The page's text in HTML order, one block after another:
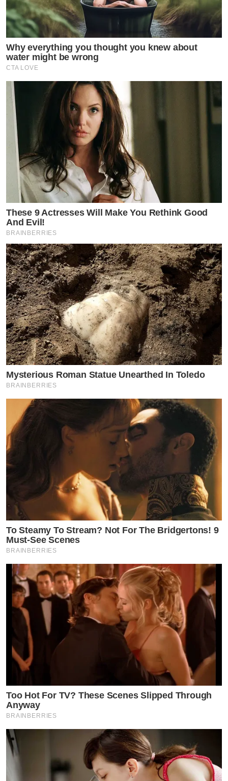
ที่สุด น่าชื่นใจจริงๆ อีกทั้งในการคิดการแสดงบางโชว์ให้มี
ความพิเศษจริงๆ หวังว่าเสตจนี้ ทุกคนจะมีความทรงจำที่ดี
ระหว่างเมมเบอร์และแฟนๆ
by TVPOOL ONLINE
Why everything you thought you knew about
water might be wrong
CTA LOVE
These 9 Actresses Will Make You Rethink Good
And Evil!
BRAINBERRIES
Mysterious Roman Statue Unearthed In Toledo
BRAINBERRIES
To Steamy To Stream? Not For The Bridgertons! 9
Must-See Scenes
BRAINBERRIES
Too Hot For TV? These Scenes Slipped Through
Anyway
BRAINBERRIES